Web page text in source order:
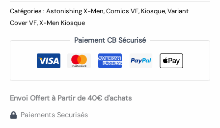
Catégories : Astonishing X-Men,Comics VF, Kiosque,Variant
Cover VF,X-Men Kiosque
Paiement CB Sécurisé
Envoi Offert à Partir de 40€ d'achats
Paiements Securisés